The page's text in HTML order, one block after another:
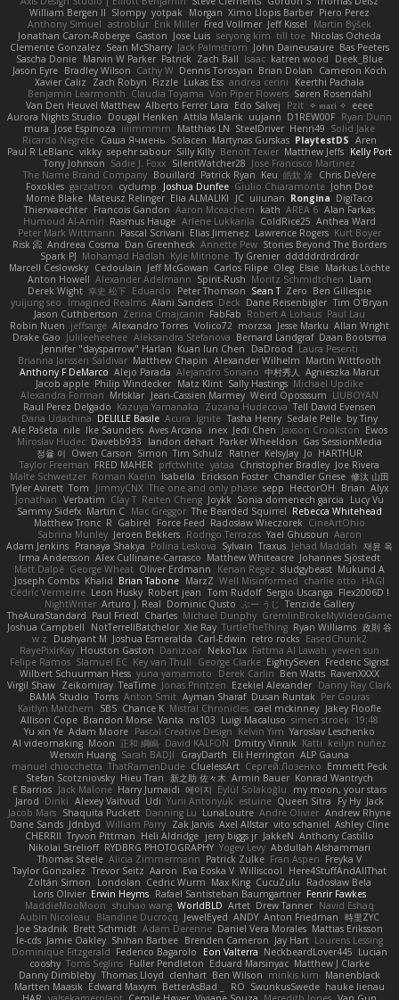
William Bergen II Slompy yotpak Morgan Ximo Llopis Barber Piero Perez
Anthony Simuel astroblur Erik Miller Fred Vollmer Jeff Kissel
Martin Býšek
Jonathan Caron-Roberge Gaston Jose Luis seryong kim till toe Nicolas Ocheda
Clemente Gonzalez Sean McSharry Jack Palmstrom John Daineusaure Bas Peeters
Sascha Donie Marvin W Parker Patrick Zach Ball Isaac katren wood
Deek_Blue
Jason Eyre Bradley Wilson Cathy W Dennis Torosyan Brian Dolan
Cameron Koch
Xavier Caliz
Zach Robyn Fizzle Lukas Ess andrea cerini
Keerthi Pachala
Benjamin Learmonth Claudia Toyama Von Piper Flowers Søren Rosendahl
Van Den Heuvel Matthew Alberto Ferrer Lara Edo Salvej Pzit ✧ 𝔪𝔞𝔯𝔦 ✧ eeee
Aurora Nights Studio
Dougal Henken Attila Malarik uujann D1REW00F Ryan Dunn
mura Jose Espinoza iiiimmmm Matthias LN SteelDriver Henri49 Solid Jake
Ricardo Negrete Саша Ячмень Solacen Martynas Gurskas PlaytestDS Aren
Paul R LeBlanc vikky sepehr sabour Silly Killy Benoît Texier Matthew Jeffs Kelly Port
Tony Johnson Sadie J. Foxx SilentWatcher28 Jose Francisco Martinez
The Name Brand Company Bouillard Patrick Ryan Keu 皓欽 涂 Chris DeVere
Foxokles garzatron cyclump Joshua Dunfee Giulio Chiaramonte John Doe
Mornè Blake Mateusz Relinger Elia ALMALIKI JC uiiunan Rongina DigiTaco
Thierwaechter Francois Gandon Aaron Mceachern kath AREA 6 Alan Farkas
Humoud Al-Amiri Rasmus Hauge Arlene Lukkarila ColdRice25 Anthea Ward
Peter Mark Wittmann Pascal Scrivani Elias Jimenez Lawrence Rogers Kurt Boyer
Risk 📀 Andreea Cosma Dan Greenheck Annette Pew Stories Beyond The Borders
Spark PJ Mohamad Hadlah Kyle Mitrione Ty Grenier dddddrdrdrdrdr
Marcell Ceslowsky Cedoulain Jeff McGowan Carlos Filipe Oleg Elsie Markus Löchte
Anton Howell Alexander Adelmann Spirit-Rush Moritz Schmidtchen Liam
Derek Wight 幸史 松下 Eduardo Peter Thomson Sean T Zero Ben Gillespie
yuijung seo
Imagined Realms Alani Sanders Deck Dane Reisenbigler Tim O'Bryan
Jason Cuthbertson Zerina Cmajcanin FabFab Robert A Lohaus Paul Lau
Robin Nuen jeffsarge Alexandro Torres Volico72 morzsa Jesse Marku Allan Wright
Drake Gao Julileeheehee Aleksandra Stefanova Bernard Landgraf Daan Bootsma
Jennifer "daysparrow" Harlan Kuan lun Chen DaDrood Laura Pesenti
Brianna Janssen Saldivar Matthew Chapin Alexander Wilhelm Martin Wittfooth
Anthony F DeMarco Alejo Parada Alejandro Soriano 中村秀人
Agnieszka Marut
Jacob apple Philip Windecker Matz Klint Sally Hastings Michael Updike
Alexandra Forman MrIsklar Jean-Cassien Marmey Weird Oposssum LIUBOYAN
Raul Perez Delgado Kazuya Yamanaka Zuzana Hudecova Tell David Evensen
Daria Udachina DELILLE Basile Acura .Ignite Tasha Henry Sedale Pelle by Tiny
Ale Pašeta nile Ike Saunders Aves Arcana inex Jedi Chen Jaxson Crookston Ewos
Miroslav Hudec Davebb933 landon dehart Parker Wheeldon Gas SessionMedia
정율 이 Owen Carson Simon Tim Schulz Ratner KelsyJay Jo HARTHUR
Taylor Freeman FRED MAHER prfctwhite yataa Christopher Bradley Joe Rivera
Malte Schweitzer Roman Kaelin Isabella Erickson Foster Chandler Griese 修汰 山田
Tyler Avirett Tom JimmyCNX The one and only phase sepp HectorOH Brian Alyx
Jonathan Verbatim Clay T Reiten Cheng Joykk Sonia domenech garcia
Lucy Vu
Sammy Sidefx Martin C Mac Greggor The Bearded Squirrel Rebecca Whitehead
Matthew Tronc R Gabirél Force Feed Radosław Wieczorek CineArtOhio
Sabrina Munley Jeroen Bekkers Rodrigo Terrazas Yael Ghusoun Aaron
Adam Jenkins Pranaya Shakya Polina Leskova Sylvain Traxus Jehad Maddah 재윤 옥
Irma Andersson Alex Cullinane-Carrasco Matthew Whiteacre Johannes Sjöstedt
Matt Dalpé George Wheat Oliver Erdmann Kenan Regez sludgybeast Mukund A
Joseph Combs Khalid Brian Tabone MarzZ Well Misinformed charlie otto HAGI
Cédric Vermeirre Leon Husky Robert jean Tom Rudolf Sergio Uscanga Flex2006D !
NightWriter Arturo J. Real Dominic Qusto ぶー うじ
Tenzide Gallery
TheAuraStandard Paul Friedl Charles Michael Dunphy GremlinBrokeMyVideoGame
Joshua Campbell
NotTerrellBatchelor Xie Ray TurtleTheThing Ryan Williams 政則 谷
w z
Dushyant M Joshua Esmeralda Carl-Edwin retro rocks EasedChunk2
RayePixlrKay Houston Gaston Danizoar NekoTux Fattma Al Lawati yewen sun
Felipe Ramos Slamuel EC Key van Thull George Clarke EightySeven Frederic Sigrist
Wilbert Schuurman Hess yuna yamamoto Derek Carlin Ben Watts RavenXXXX
Virgil Shaw Zeikomiray TeaTime Jonas Printzen Ezekiel Alexander Danny Ray Clark
BAMA Studio Toms Anton Smit Ayman Sharaf Dusan Runtak Per Gouras
Kaitlyn Matchem
SBS Chance K Mistral Chronicles cael mckinney Jakey Floofle
Allison Cope Brandon Morse Vanta ns103 Luigi Macaluso simen stroek 19:48
Yu xin Ye Adam Moore Pascal Creative Design Kelvin Yim Yaroslav Leschenko
AI videomaking Moon 正和 綱嶋 David KALFON Dmitry Vinnik Katti keilyn nuñez
Wenxin Huang Sarah BADJI GrayDarth Eli Herrington ALP Gauna
manuel chiocchetta ThatRamenDude CluelessArt Cергей Лозенко Emmett Peck
Stefan Scotzniovsky Hieu Tran 新之助 佐々木 Armin Bauer Konrad Wantrych
E Barrios Jack Malone Harry Jumaidi 에이지 Eylül Solakoğlu
my moon, your stars
Jarod Dinki Alexey Vaitvud Udi Yurii Antonyuk estuine Queen Sitra Fy Hy Jack
Jacob Mars Shaquita Puckett Danning Lu LunaLoutre Andre Olivier Andrew Rhyne
Dane Sands Jdnbyd William Parry Zak Jarvis Axel Allstar vito schaniel Ashley Cline
CHERRII Tryvon Pittman Heli Aldridge jerry biggs jr JakkeN Anthony Castillo
Nikolai Strelioff RYDBRG PHOTOGRAPHY Yogev Levy Abdullah Alshammari
Thomas Steele Alicia Zimmermann Patrick Zulke Fran Aspen Freyka V
Taylor Gonzalez Trevor Seitz Aaron Eva Eoska V Williscool
Here4StuffAndAllThat
Zoltán Simon
Londolan Cedric Wurm Max King CucuZulu
Radosław Bela
Loris Olivier Erwin Heyms Rafael Santisteban Baumgartner Fenrir Fawkes
MaddieMooMoon shuhao wang WorldBLD Artet Drew Tanner Navid Eshaq
Aubin Nicoleau
Blandine Ducrocq JewelEyed ANDY Anton Friedman 時里ZYC
Joe Stadnik Brett Schmidt Adam Derenne Daniel Vera Morales Mattias Eriksson
le-cds Jamie Oakley Shihan Barbee Brenden Cameron Jay Hart Lourens Lessing
Dominique Fitzgerald Federico Bagarolo Eon Valterra NeckbeardLover445 Lucian
cooshy Toms Seglins Fuller Pendleton Eduard Marsinyac Matthew J Clarke
Danny Dimbleby Thomas Lloyd clenhart Ben Wilson minkis kim
Manenblack
Martten Maasik Edward Maxym BetterAsBad _ RO SwunkusSwede hauke lienau